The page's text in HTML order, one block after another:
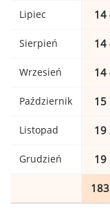
Lipiec 14
Sierpień 14
Wrzesień 14
Październik 15
Listopad 19
Grudzień 19